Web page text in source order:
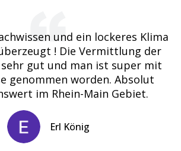
und ein lockeres Klima
! Die Vermittlung der
gut und man ist super mit
genommen worden. Absolut
im Rhein-Main Gebiet.
Erl König